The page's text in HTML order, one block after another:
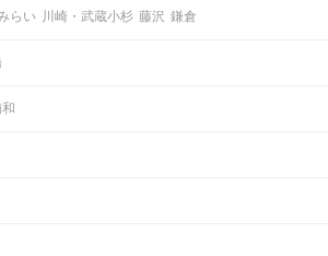
らい 川崎・武蔵小杉 藤沢 鎌倉